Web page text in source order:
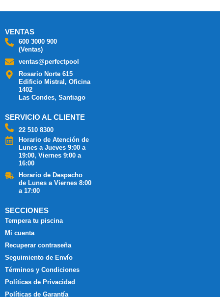
VENTAS
600 3000 900
(Ventas)
ventas@perfectpool
Rosario Norte 615
Edificio Mistral, Oficina
1402
Las Condes, Santiago
SERVICIO AL CLIENTE
22 510 8300
Horario de Atención de
Lunes a Jueves 9:00 a
19:00, Viernes 9:00 a
16:00
Horario de Despacho
de Lunes a Viernes 8:00
a 17:00
SECCIONES
Tempera tu piscina
Mi cuenta
Recuperar contraseña
Seguimiento de Envío
Términos y Condiciones
Políticas de Privacidad
Políticas de Garantía